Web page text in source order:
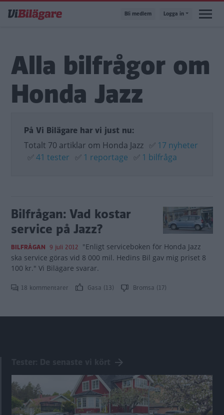
till
Bli medlem Logga in
Alla bilfrågor om
Honda Jazz
På Vi Bilägare har vi just nu:
Totalt 70 artiklar om Honda Jazz ✅ 17 nyheter
✅41 tester ✅ 1 reportage ✅ 1 bilfråga
Bilfrågan: Vad kostar
service på Jazz?
BILFRÅGAN 9 juli 2012 "Enligt serviceboken för Honda Jazz
ska service göras vid 8 000 mil. Hedins Bil gav mig priset 8
100 kr." Vi Bilägare svarar.
18 kommentarer Gasa (13) Bromsa (17)